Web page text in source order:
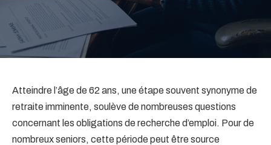
Atteindre l’âge de 62 ans, une étape souvent synonyme de
retraite imminente, soulève de nombreuses questions
concernant les obligations de recherche d’emploi. Pour de
nombreux seniors, cette période peut être source